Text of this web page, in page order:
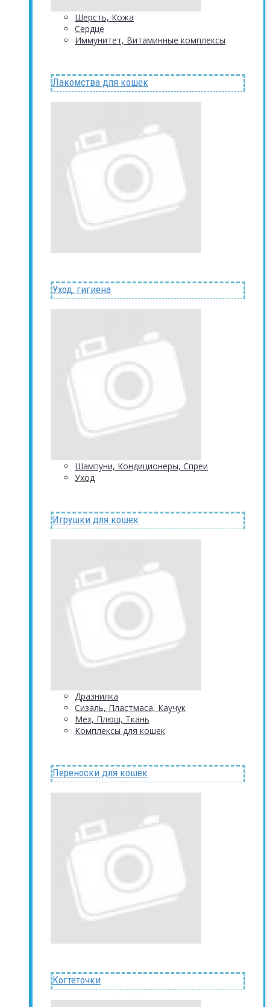
Шерсть, Кожа
Сердце
Иммунитет, Витаминные комплексы
Лакомства для кошек
Уход, гигиена
Шампуни, Кондиционеры, Спреи
Уход
Игрушки для кошек
Дразнилка
Сизаль, Пластмаса, Каучук
Мех, Плюш, Ткань
Комплексы для кошек
Переноски для кошек
Когтеточки